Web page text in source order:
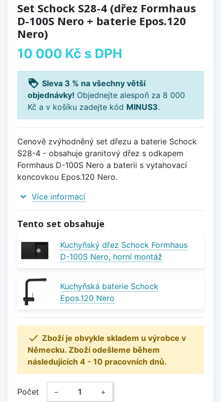
Set Schock S28-4 (dřez Formhaus
D-100S Nero + baterie Epos.120
Nero)
10 000 Kč s DPH
loyalty Sleva 3 % na všechny větší
objednávky! Objednejte alespoň za 8 000
Kč a v košíku zadejte kód MINUS3.
Cenově zvýhodněný set dřezu a baterie Schock
S28-4 - obsahuje granitový dřez s odkapem
Formhaus D-100S Nero a baterii s vytahovací
koncovkou Epos.120 Nero.
expand_more Více informací
Tento set obsahuje
Kuchyňský dřez Schock Formhaus
D-100S Nero, horní montáž
Kuchyňská baterie Schock
Epos.120 Nero
 Zboží je obvykle skladem u výrobce v
Německu. Zboží odešleme během
následujících 4 - 10 pracovních dnů.
Počet − +